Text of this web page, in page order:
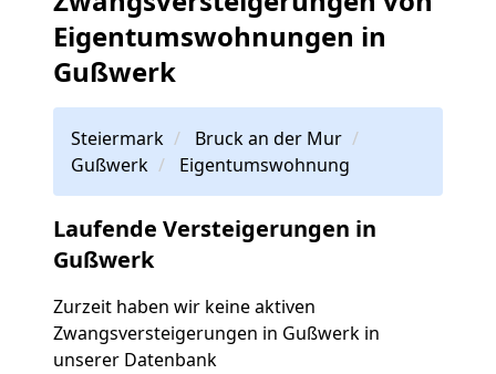
Eigentumswohnungen in
Gußwerk
Steiermark
Bruck an der Mur
Gußwerk
Eigentumswohnung
Laufende Versteigerungen in
Gußwerk
Zurzeit haben wir keine aktiven
Zwangsversteigerungen in Gußwerk in
unserer Datenbank